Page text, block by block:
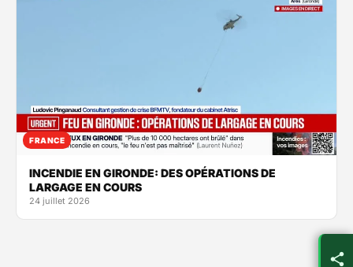
FRANCE
INCENDIE EN GIRONDE: DES OPÉRATIONS DE
LARGAGE EN COURS
24 juillet 2026